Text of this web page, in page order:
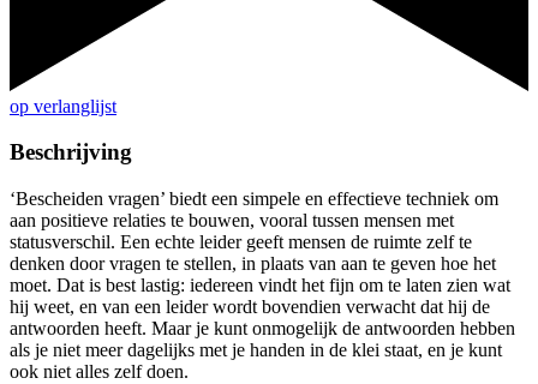
op verlanglijst
Beschrijving
‘Bescheiden vragen’ biedt een simpele en effectieve techniek om
aan positieve relaties te bouwen, vooral tussen mensen met
statusverschil. Een echte leider geeft mensen de ruimte zelf te
denken door vragen te stellen, in plaats van aan te geven hoe het
moet. Dat is best lastig: iedereen vindt het fijn om te laten zien wat
hij weet, en van een leider wordt bovendien verwacht dat hij de
antwoorden heeft. Maar je kunt onmogelijk de antwoorden hebben
als je niet meer dagelijks met je handen in de klei staat, en je kunt
ook niet alles zelf doen.